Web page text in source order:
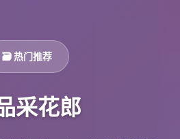
🗃️ 热门推荐
采花郎